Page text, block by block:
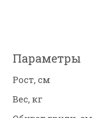
Параметры
Рост, см
Вес, кг